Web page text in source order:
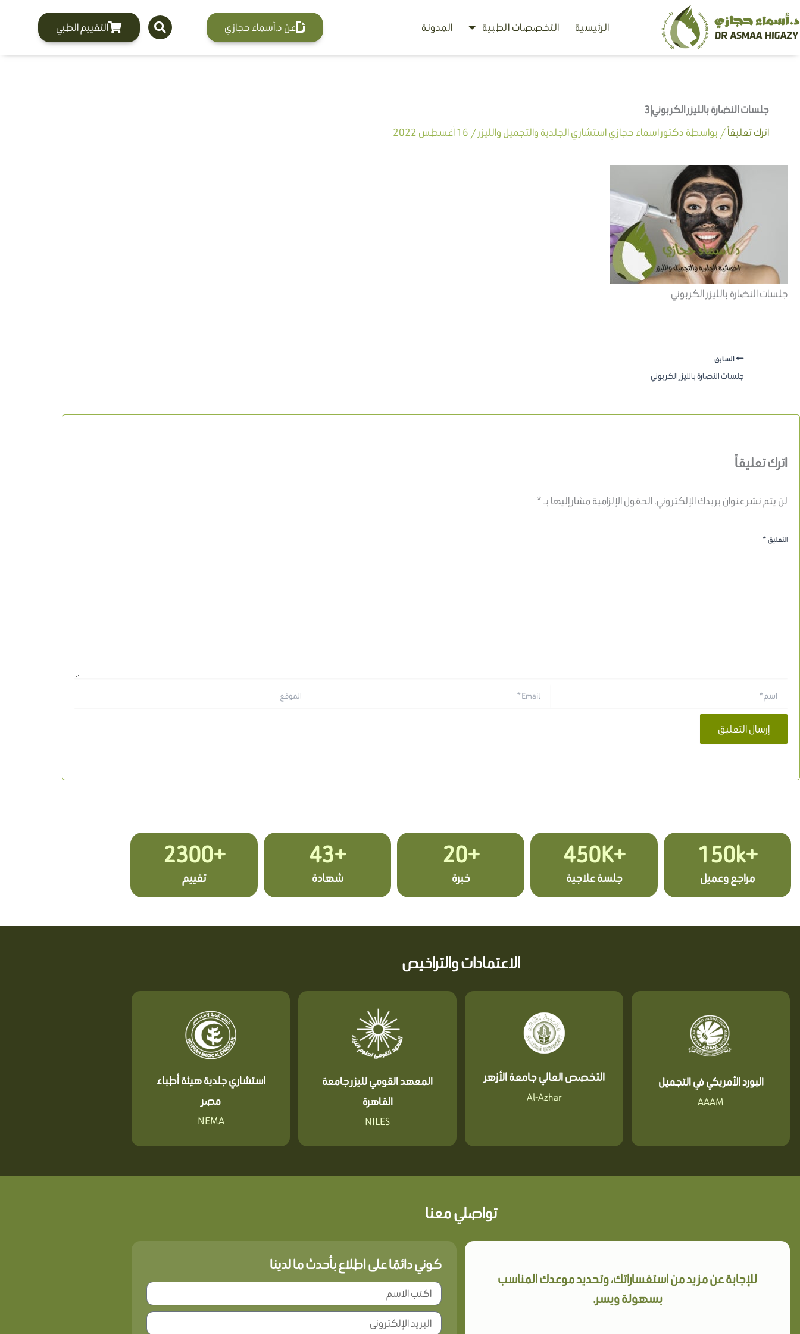
تخطي
إلى
الرئيسية التخصصات الطبية المدونة عن د.أسماء حجازي التقييم الطبي
جلسات النضارة بالليزر الكربوني|3
اترك تعليقاً/ بواسطة دكتور اسماء حجازي استشاري الجلدية والتجميل والليزر/ 16 أغسطس 2022
جلسات النضارة بالليزر الكربوني
السابق
جلسات النضارة بالليزر الكربوني
اترك تعليقاً
لن يتم نشر عنوان بريدك الإلكتروني.الحقول الإلزامية مشار إليها بـ*
التعليق*
+150k
مراجع وعميل
+450K
جلسة علاجية
+20
خبرة
+43
شهادة
+2300
تقييم
الاعتمادات والتراخيص
البورد الأمريكي في التجميل
AAAM
التخصص العالي جامعة الأزهر
Al-Azhar
المعهد القومي لليزر جامعة
القاهرة
NILES
استشاري جلدية هيئة أطباء
مصر
NEMA
تواصلي معنا
للإجابة عن مزيد من استفساراتك، وتحديد موعدك المناسب
بسهولة ويسر.
كوني دائمًا على اطلاع بأحدث ما لدينا